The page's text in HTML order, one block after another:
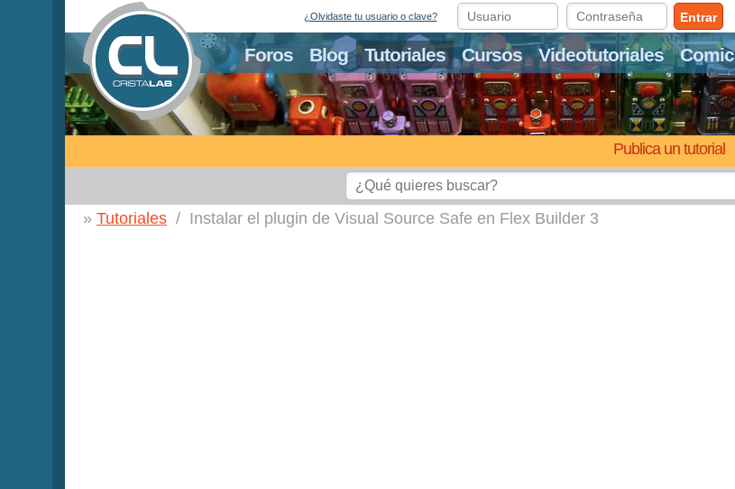
Foros Blog Tutoriales Cursos Videotutoriales Comic
Publica un tutorial
¿Olvidaste tu usuario o clave? Entrar
Tutoriales Instalar el plugin de Visual Source Safe en Flex Builder 3